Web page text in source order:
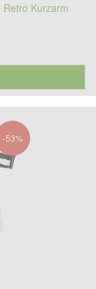
Kurzarm
-53%